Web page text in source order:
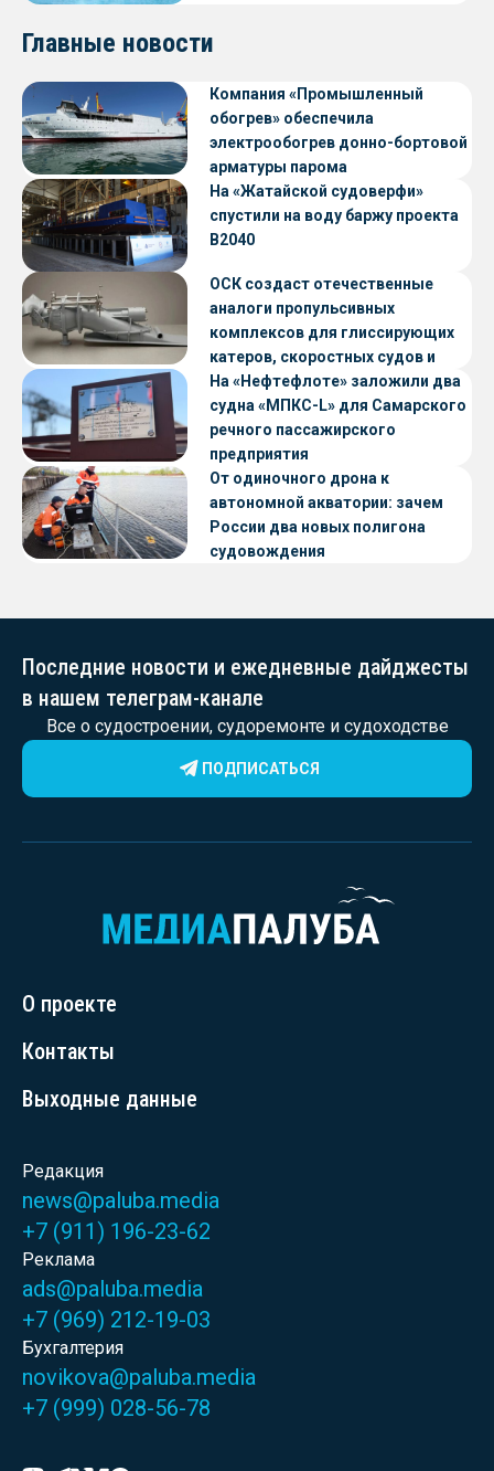
Главные новости
Компания «Промышленный
обогрев» обеспечила
электрообогрев донно-бортовой
арматуры парома
«Петропавловск» проекта CNF22
На «Жатайской судоверфи»
спустили на воду баржу проекта
В2040
ОСК создаст отечественные
аналоги пропульсивных
комплексов для глиссирующих
катеров, скоростных судов и
судов с малой осадкой
На «Нефтефлоте» заложили два
судна «МПКС-L» для Самарского
речного пассажирского
предприятия
От одиночного дрона к
автономной акватории: зачем
России два новых полигона
судовождения
Последние новости и ежедневные дайджесты
в нашем телеграм-канале
Все о судостроении, судоремонте и судоходстве
ПОДПИСАТЬСЯ
О проекте
Контакты
Выходные данные
Редакция
news@paluba.media
+7 (911) 196-23-62
Реклама
ads@paluba.media
+7 (969) 212-19-03
Бухгалтерия
novikova@paluba.media
+7 (999) 028-56-78